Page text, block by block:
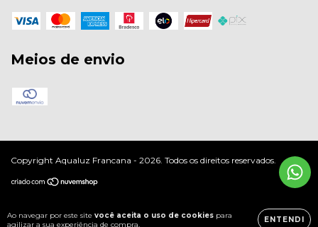
Ao navegar por este site você aceita o uso de cookies para
agilizar a sua experiência de compra.
ENTENDI
Meios de envio
Copyright Aqualuz Francana - 2026. Todos os direitos reservados.